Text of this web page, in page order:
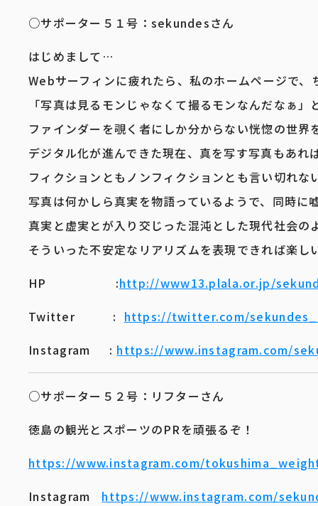
○サポーター５１号：​sekundesさん
はじめまして…
Webサーフィンに疲れたら、私のホームページで
「写真は見るモンじゃなくて撮るモンなんだなぁ」
ファインダーを覗く者にしか分からない恍惚の世界
デジタル化が進んできた現在、真を写す写真もあれ
フィクションともノンフィクションとも言い切れな
写真は何かしら真実を物語っているようで、同時に
真実と虚実とが入り交じった混沌とした現代社会の
そういった不安定なリアリズムを表現できれば楽し
HP :http://www13.plala.or.jp/
Twitter : https://twitter.com/
Instagram : https://www.instagram.com/
○サポーター５２号：リフターさん
徳島の観光とスポーツのPRを頑張るぞ！
https://www.instagram.com/
Instagram https://www.instagram.com/